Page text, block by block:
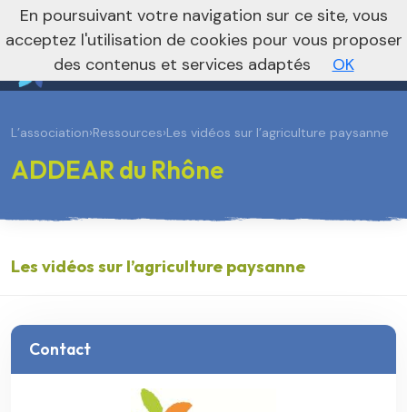
Vers le site national
L’association›Ressources›Les vidéos sur l’agriculture paysanne
ADDEAR du Rhône
Les vidéos sur l’agriculture paysanne
Contact
En poursuivant votre navigation sur ce site, vous
acceptez l'utilisation de cookies pour vous proposer
des contenus et services adaptés
OK